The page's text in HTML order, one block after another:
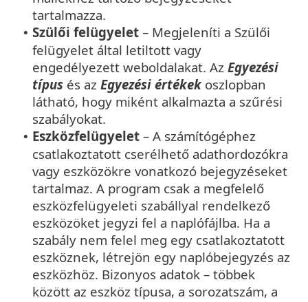
tartalmazza.
• Szülői felügyelet – Megjeleníti a Szülői
felügyelet által letiltott vagy
engedélyezett weboldalakat. Az Egyezési
típus és az Egyezési értékekoszlopban
látható, hogy miként alkalmazta a szűrési
szabályokat.
• Eszközfelügyelet – A számítógéphez
csatlakoztatott cserélhető adathordozókra
vagy eszközökre vonatkozó bejegyzéseket
tartalmaz. A program csak a megfelelő
eszközfelügyeleti szabállyal rendelkező
eszközöket jegyzi fel a naplófájlba. Ha a
szabály nem felel meg egy csatlakoztatott
eszköznek, létrejön egy naplóbejegyzés az
eszközhöz. Bizonyos adatok – többek
között az eszköz típusa, a sorozatszám, a